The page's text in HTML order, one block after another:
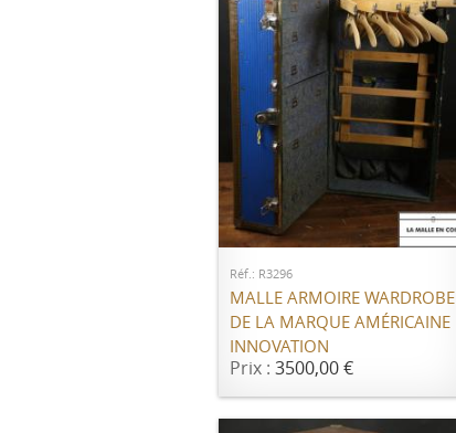
AJOUTER AU PANIER
Réf.: R3296
MALLE ARMOIRE WARDROBE
DE LA MARQUE AMÉRICAINE
INNOVATION
Prix : 3500,00 €